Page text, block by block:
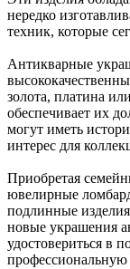
нередко
техник, которые
Антикварные
золота, платина
обеспечивает их
могут иметь
интерес для
Приобретая
ювелирные
подлинные
новые украшения
удостовериться в
профессиональную